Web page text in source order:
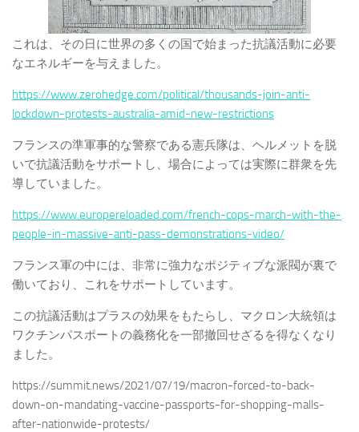
これは、その日に世界の多くの国で始まった抗議活動に必要
なエネルギーを与えました。
https://www.zerohedge.com/political/thousands-join-anti-
lockdown-protests-australia-amid-new-restrictions
フランスの準軍事的な警察である憲兵隊は、ヘルメットを脱
いで抗議活動をサポートし、場合によっては実際に群衆を先
導していました。
https://www.europereloaded.com/french-cops-march-with-the-
people-in-massive-anti-pass-demonstrations-video/
フランス軍の中には、非常に強力なポジティブな派閥が裏で
働いており、これをサポートしています。
この抗議活動はプラスの効果をもたらし、マクロン大統領は
ワクチンパスポートの義務化を一部撤回せざるを得なくなり
ました。
https://summit.news/2021/07/19/macron-forced-to-back-
down-on-mandating-vaccine-passports-for-shopping-malls-
after-nationwide-protests/